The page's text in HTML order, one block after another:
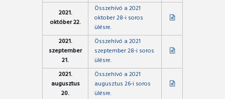
2021.
október 22.
Összehívó a 2021
oktober 28-i soros
ülésre.
2021.
szeptember
21.
Összehívó a 2021
szeptember 28-i soros
ülésre.
2021.
augusztus
20.
Összehívó a 2021
augusztus 26-i soros
ülésre.